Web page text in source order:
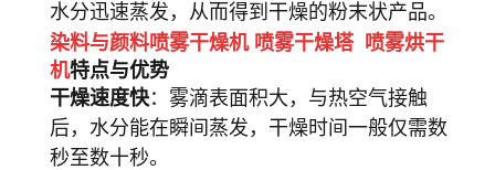
水分迅速蒸发，从而得到干燥的粉末状产品。
染料与颜料喷雾干燥机 喷雾干燥塔 喷雾烘干
机特点与优势
干燥速度快：雾滴表面积大，与热空气接触
后，水分能在瞬间蒸发，干燥时间一般仅需数
秒至数十秒。